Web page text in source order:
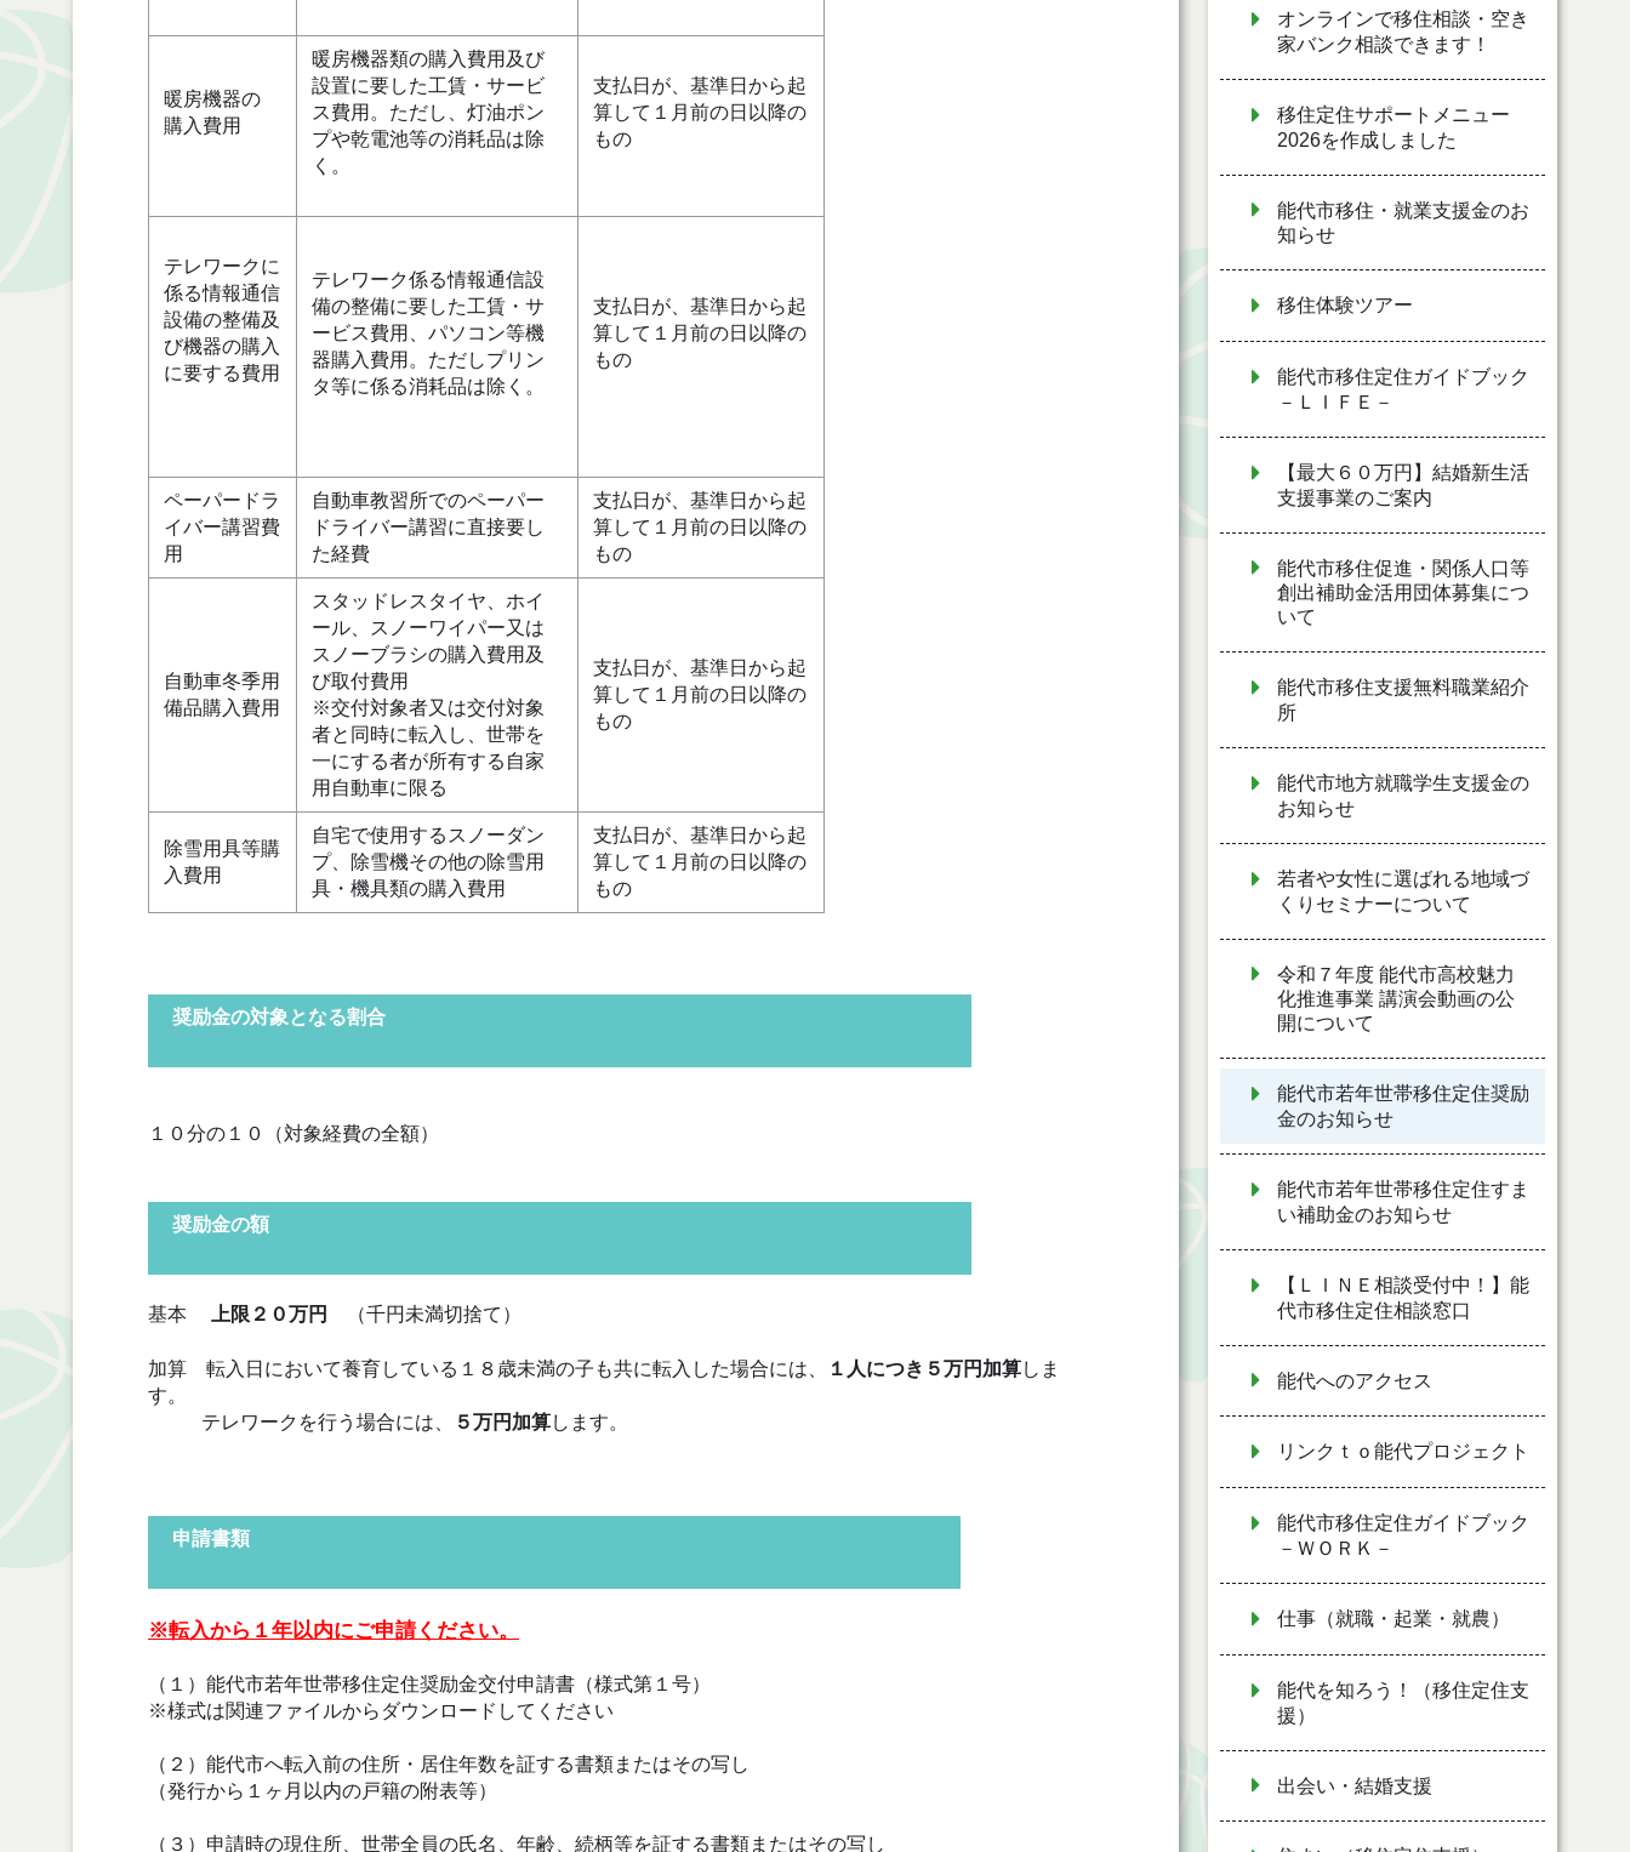
暖房機器の
購入費用
暖房機器類の購入費用及び
設置に要した工賃・サービ
ス費用。ただし、灯油ポン
プや乾電池等の消耗品は除
く。
支払日が、基準日から起
算して１月前の日以降の
もの
テレワークに
係る情報通信
設備の整備及
び機器の購入
に要する費用
テレワーク係る情報通信設
備の整備に要した工賃・サ
ービス費用、パソコン等機
器購入費用。ただしプリン
タ等に係る消耗品は除く。
支払日が、基準日から起
算して１月前の日以降の
もの
ペーパードラ
イバー講習費
用
自動車教習所でのペーパー
ドライバー講習に直接要し
た経費
支払日が、基準日から起
算して１月前の日以降の
もの
自動車冬季用
備品購入費用
スタッドレスタイヤ、ホイ
ール、スノーワイパー又は
スノーブラシの購入費用及
び取付費用
※交付対象者又は交付対象
者と同時に転入し、世帯を
一にする者が所有する自家
用自動車に限る
支払日が、基準日から起
算して１月前の日以降の
もの
除雪用具等購
入費用
自宅で使用するスノーダン
プ、除雪機その他の除雪用
具・機具類の購入費用
支払日が、基準日から起
算して１月前の日以降の
もの
奨励金の対象となる割合
１０分の１０（対象経費の全額）
奨励金の額
基本 上限２０万円 （千円未満切捨て）
加算 転入日において養育している１８歳未満の子も共に転入した場合には、 １人につき５万円 加算しま
す。
テレワークを行う場合には、
５万円加算します。
申請書類
※転入から１年以内にご申請ください。
（１）能代市若年世帯移住定住奨励金交付申請書（様式第１号）
※様式は関連ファイルからダウンロードしてください
（２）能代市へ転入前の住所・居住年数を証する書類またはその写し
（発行から１ヶ月以内の戸籍の附表等）
（３）申請時の現住所、世帯全員の氏名、年齢、続柄等を証する書類またはその写し
オンラインで移住相談・空き
家バンク相談できます！
移住定住サポートメニュー
2026を作成しました
能代市移住・就業支援金のお
知らせ
移住体験ツアー
能代市移住定住ガイドブック
－ＬＩＦＥ－
【最大６０万円】結婚新生活
支援事業のご案内
能代市移住促進・関係人口等
創出補助金活用団体募集につ
いて
能代市移住支援無料職業紹介
所
能代市地方就職学生支援金の
お知らせ
若者や女性に選ばれる地域づ
くりセミナーについて
令和７年度 能代市高校魅力
化推進事業 講演会動画の公
開について
能代市若年世帯移住定住奨励
金のお知らせ
能代市若年世帯移住定住すま
い補助金のお知らせ
【ＬＩＮＥ相談受付中！】能
代市移住定住相談窓口
能代へのアクセス
リンクｔｏ能代プロジェクト
能代市移住定住ガイドブック
－ＷＯＲＫ－
仕事（就職・起業・就農）
能代を知ろう！（移住定住支
援）
出会い・結婚支援